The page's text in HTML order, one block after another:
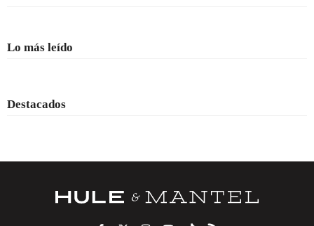
Lo más leído
Destacados